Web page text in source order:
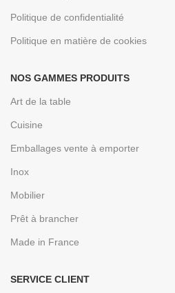
Politique de confidentialité
Politique en matière de cookies
NOS GAMMES PRODUITS
Art de la table
Cuisine
Emballages vente à emporter
Inox
Mobilier
Prêt à brancher
Made in France
SERVICE CLIENT